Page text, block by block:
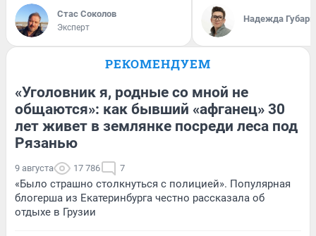
Стас Соколов
Эксперт
Надежда Губарь
РЕКОМЕНДУЕМ
«Уголовник я, родные со мной не
общаются»: как бывший «афганец» 30
лет живет в землянке посреди леса под
Рязанью
9 августа 17 786 7
«Было страшно столкнуться с полицией». Популярная
блогерша из Екатеринбурга честно рассказала об
отдыхе в Грузии